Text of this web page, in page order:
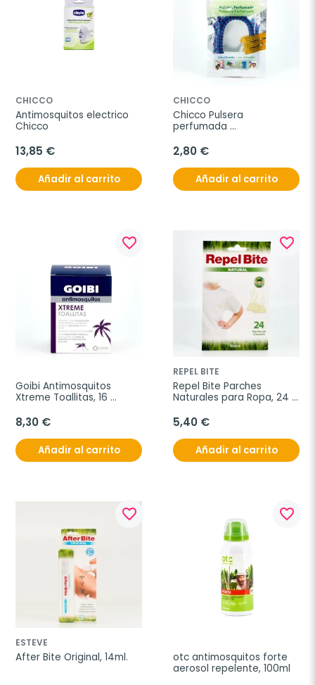
CHICCO
Antimosquitos electrico
Chicco
13,85 €
Añadir al carrito
CHICCO
Chicco Pulsera
perfumada
2,80 €
Añadir al carrito
favorite_border
Goibi Antimosquitos
Xtreme Toallitas, 16
8,30 €
Añadir al carrito
favorite_border
REPEL BITE
Repel Bite Parches
Naturales para Ropa, 24
5,40 €
Añadir al carrito
favorite_border
ESTEVE
After Bite Original, 14ml.
favorite_border
otc antimosquitos forte
aerosol repelente, 100ml